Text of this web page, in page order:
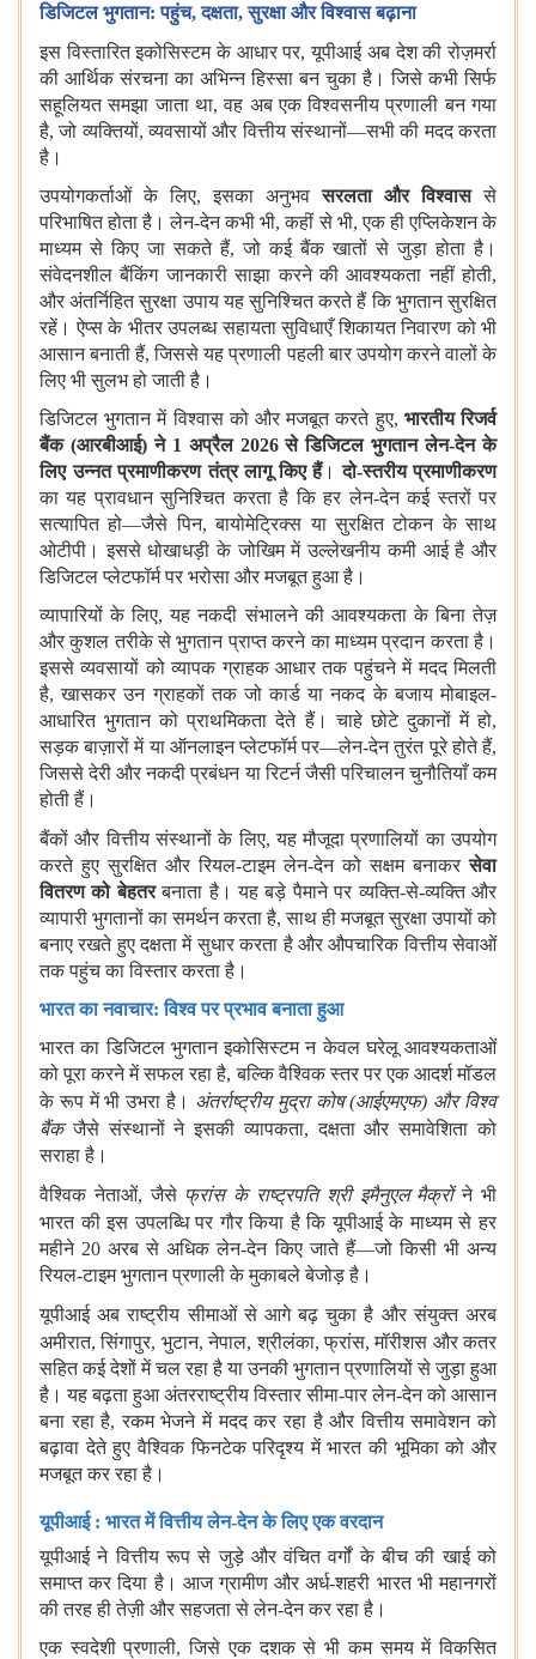
डिजिटल भुगतान: पहुंच,दक्षता,सुरक्षा और विश्वास बढ़ाना
इस विस्तारित इकोसिस्‍टम के आधार पर, यूपीआई अब देश की रोज़मर्रा
की आर्थिक संरचना का अभिन्न हिस्सा बन चुका है। जिसे कभी सिर्फ
सहूलियत समझा जाता था, वह अब एक विश्वसनीय प्रणाली बन गया
है, जो व्यक्तियों, व्यवसायों और वित्तीय संस्थानों—सभी की मदद करता
है।
उपयोगकर्ताओं के लिए, इसका अनुभवसरलता और विश्वाससे
परिभाषित होता है। लेन-देन कभी भी, कहीं से भी, एक ही एप्लिकेशन के
माध्यम से किए जा सकते हैं, जो कई बैंक खातों से जुड़ा होता है।
संवेदनशील बैंकिंग जानकारी साझा करने की आवश्यकता नहीं होती,
और अंतर्निहित सुरक्षा उपाय यह सुनिश्चित करते हैं कि भुगतान सुरक्षित
रहें। ऐप्स के भीतर उपलब्ध सहायता सुविधाएँ शिकायत निवारण को भी
आसान बनाती हैं, जिससे यह प्रणाली पहली बार उपयोग करने वालों के
लिए भी सुलभ हो जाती है।
डिजिटल भुगतान में विश्वास को और मजबूत करते हुए, भारतीय रिजर्व
बैंक (आरबीआई)ने 1 अप्रैल 2026से डिजिटल भुगतान लेन-देन के
लिए उन्नत प्रमाणीकरण तंत्र लागू किए हैं।दो-स्तरीय प्रमाणीकरण
का यह प्रावधान सुनिश्चित करता है कि हर लेन-देन कई स्तरों पर
सत्यापित हो—जैसे पिन, बायोमेट्रिक्स या सुरक्षित टोकन के साथ
ओटीपी। इससे धोखाधड़ी के जोखिम में उल्लेखनीय कमी आई है और
डिजिटल प्लेटफॉर्म पर भरोसा और मजबूत हुआ है।
व्यापारियों के लिए, यह नकदी संभालने की आवश्यकता के बिना तेज़
और कुशल तरीके से भुगतान प्राप्त करने का माध्यम प्रदान करता है।
इससे व्यवसायों को व्यापक ग्राहक आधार तक पहुंचने में मदद मिलती
है, खासकर उन ग्राहकों तक जो कार्ड या नकद के बजाय मोबाइल-
आधारित भुगतान को प्राथमिकता देते हैं। चाहे छोटे दुकानों में हो,
सड़क बाज़ारों में या ऑनलाइन प्लेटफॉर्म पर—लेन-देन तुरंत पूरे होते हैं,
जिससे देरी और नकदी प्रबंधन या रिटर्न जैसी परिचालन चुनौतियाँ कम
होती हैं।
बैंकों और वित्तीय संस्थानों के लिए, यह मौजूदा प्रणालियों का उपयोग
करते हुए सुरक्षित और रियल-टाइम लेन-देन को सक्षम बनाकरसेवा
वितरण को बेहतरबनाता है। यह बड़े पैमाने पर व्यक्ति-से-व्यक्ति और
व्यापारी भुगतानों का समर्थन करता है, साथ ही मजबूत सुरक्षा उपायों को
बनाए रखते हुए दक्षता में सुधार करता है और औपचारिक वित्तीय सेवाओं
तक पहुंच का विस्तार करता है।
भारत का नवाचार: विश्‍व पर प्रभाव बनाता हुआ
भारत का डिजिटल भुगतान इकोसिस्‍टम न केवल घरेलू आवश्यकताओं
को पूरा करने में सफल रहा है, बल्कि वैश्विक स्तर पर एक आदर्श मॉडल
के रूप में भी उभरा है। अंतर्राष्‍ट्रीय मुद्रा कोष (आईएमएफ) और विश्‍व
बैंक जैसे संस्थानों ने इसकी व्यापकता, दक्षता और समावेशिता को
सराहा है।
वैश्विक नेताओं, जैसे फ्रांस के राष्‍ट्रपति श्री इमैनुएल मैक्रोंने भी
भारत की इस उपलब्धि पर गौर किया है कि यूपीआई के माध्यम से हर
महीने 20 अरब से अधिक लेन-देन किए जाते हैं—जो किसी भी अन्य
रियल-टाइम भुगतान प्रणाली के मुकाबले बेजोड़ है।
यूपीआई अब राष्ट्रीय सीमाओं से आगे बढ़ चुका है और संयुक्‍त अरब
अमीरात, सिंगापुर, भुटान, नेपाल, श्रीलंका, फ्रांस, मॉरीशस और कतर
सहित कई देशों में चल रहा है या उनकी भुगतान प्रणालियों से जुड़ा हुआ
है। यह बढ़ता हुआ अंतरराष्ट्रीय विस्तार सीमा-पार लेन-देन को आसान
बना रहा है, रकम भेजने में मदद कर रहा है और वित्तीय समावेशन को
बढ़ावा देते हुए वैश्विक फिनटेक परिदृश्य में भारत की भूमिका को और
मजबूत कर रहा है।
यूपीआई: भारत में वित्तीय लेन-देन के लिए एक वरदान
यूपीआई ने वित्तीय रूप से जुड़े और वंचित वर्गों के बीच की खाई को
समाप्त कर दिया है। आज ग्रामीण और अर्ध-शहरी भारत भी महानगरों
की तरह ही तेज़ी और सहजता से लेन-देन कर रहा है।
एक स्वदेशी प्रणाली, जिसे एक दशक से भी कम समय में विकसित